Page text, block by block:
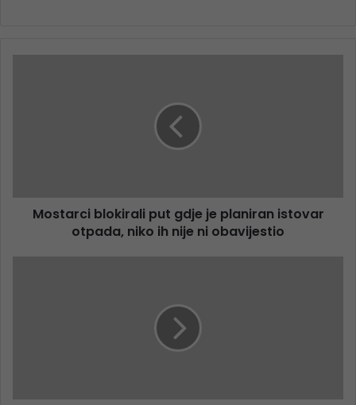
Mostarci blokirali put gdje je planiran istovar
otpada, niko ih nije ni obavijestio